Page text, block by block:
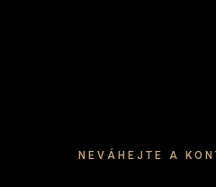
NEVÁHEJTE A